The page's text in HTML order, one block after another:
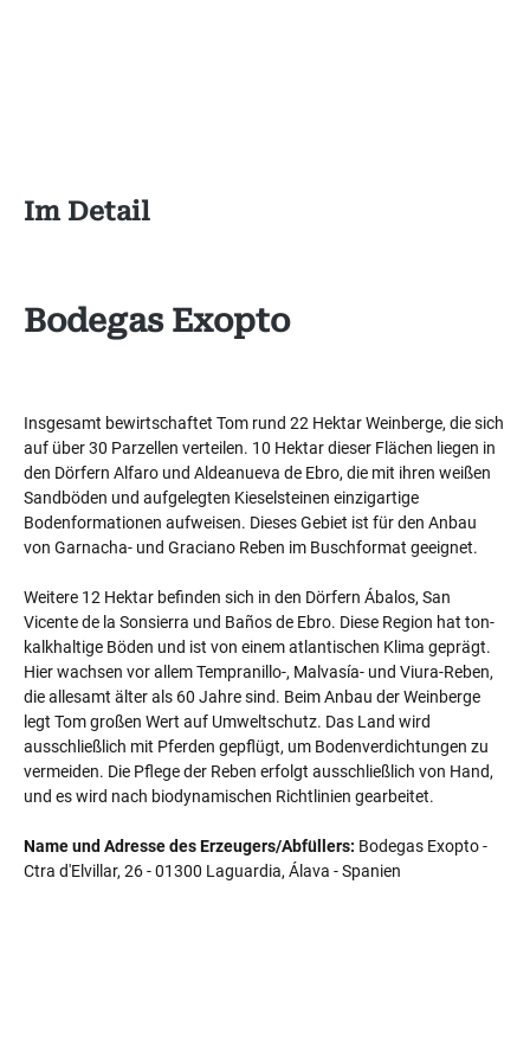
Im Detail
Bodegas Exopto
Insgesamt bewirtschaftet Tom rund 22 Hektar Weinberge, die sich
auf über 30 Parzellen verteilen. 10 Hektar dieser Flächen liegen in
den Dörfern Alfaro und Aldeanueva de Ebro, die mit ihren weißen
Sandböden und aufgelegten Kieselsteinen einzigartige
Bodenformationen aufweisen. Dieses Gebiet ist für den Anbau
von Garnacha- und Graciano Reben im Buschformat geeignet.
Weitere 12 Hektar befinden sich in den Dörfern Ábalos, San
Vicente de la Sonsierra und Baños de Ebro. Diese Region hat ton-
kalkhaltige Böden und ist von einem atlantischen Klima geprägt.
Hier wachsen vor allem Tempranillo-, Malvasía- und Viura-Reben,
die allesamt älter als 60 Jahre sind. Beim Anbau der Weinberge
legt Tom großen Wert auf Umweltschutz. Das Land wird
ausschließlich mit Pferden gepflügt, um Bodenverdichtungen zu
vermeiden. Die Pflege der Reben erfolgt ausschließlich von Hand,
und es wird nach biodynamischen Richtlinien gearbeitet.
Name und Adresse des Erzeugers/Abfüllers: Bodegas Exopto -
Ctra d'Elvillar, 26 - 01300 Laguardia, Álava - Spanien